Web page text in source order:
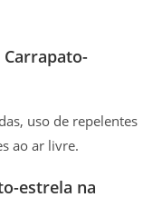
uso de repelentes
ao ar livre.
estrela na